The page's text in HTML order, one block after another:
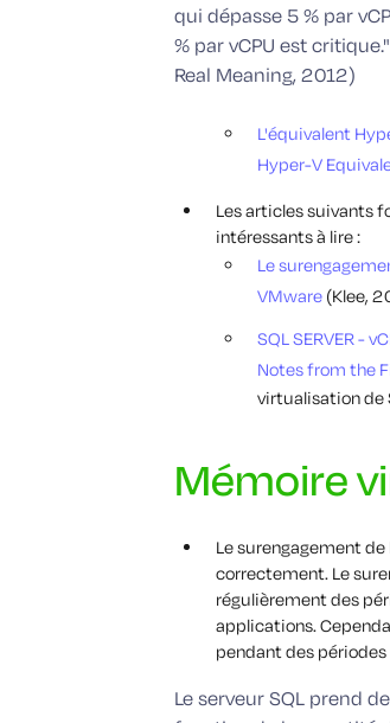
qui dépasse 5 % par
% par vCPU est
Real Meaning, 2012)
L'équivalent
Hyper-V
Les articles suivants
intéressants à lire :
Le
VMware (Klee,
SQL SERVER -
Notes from the
virtualisation de
Mémoire
Le surengagement
correctement. Le
régulièrement des
applications.
pendant des
Le serveur SQL prend